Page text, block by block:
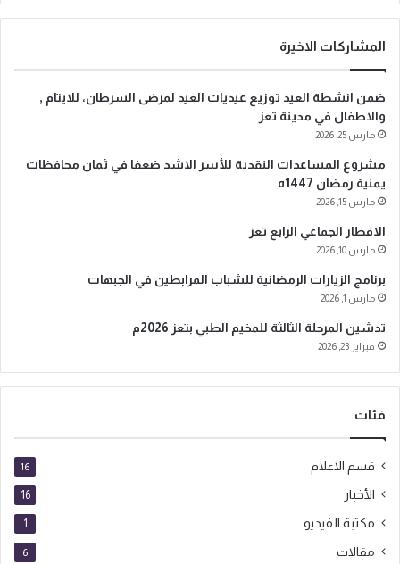
ر
د
ل
إ
ل
ر
ن
ي
المشاركات الاخيرة
ضمن انشطة العيد توزيع عيديات العيد لمرضى السرطان، للايتام ,
والاطفال في مدينة تعز
مارس 25, 2026
مشروع المساعدات النقدية للأسر الاشد ضعفا في ثمان محافظات
يمنية رمضان 1447ه
مارس 15, 2026
الافطار الجماعي الرابع تعز
مارس 10, 2026
برنامج الزيارات الرمضانية للشباب المرابطين في الجبهات
مارس 1, 2026
تدشين المرحلة الثالثة للمخيم الطبي بتعز 2026م
فبراير 23, 2026
فئات
قسم الاعلام 16
الأخبار 16
مكتبة الفيديو 1
مقالات 6